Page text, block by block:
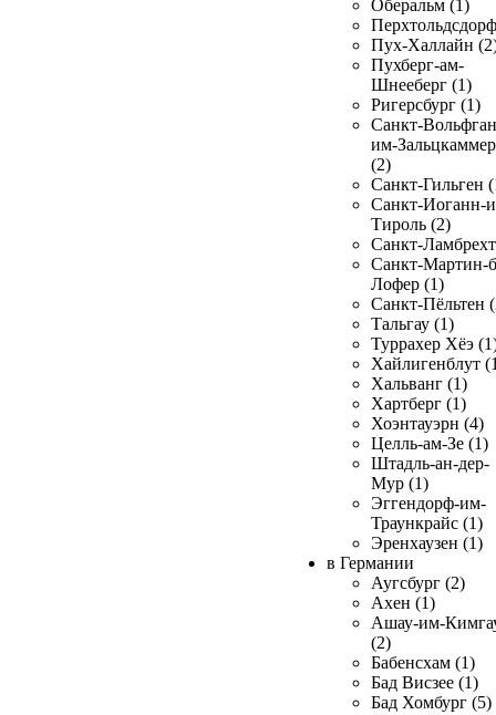
Оберальм (1)
Пух-Халлайн
Пухберг-ам-
Шнееберг (1)
Ригерсбург (1)
Санкт-
им-
(2)
Санкт-Гильген
Санкт-Иоганн-
Тироль (2)
Санкт-
Санкт-Мартин-
Лофер (1)
Санкт-Пёльтен
Тальгау (1)
Туррахер Хёэ
Хайлигенблут
Хальванг (1)
Хартберг (1)
Хоэнтауэрн (4)
Целль-ам-Зе (1)
Штадль-ан-дер-
Мур (1)
Эггендорф-им-
Траункрайс (1)
Эренхаузен (1)
в Германии
Аугсбург (2)
Ахен (1)
Ашау-им-
(2)
Бабенсхам (1)
Бад Висзее (1)
Бад Хомбург (5)